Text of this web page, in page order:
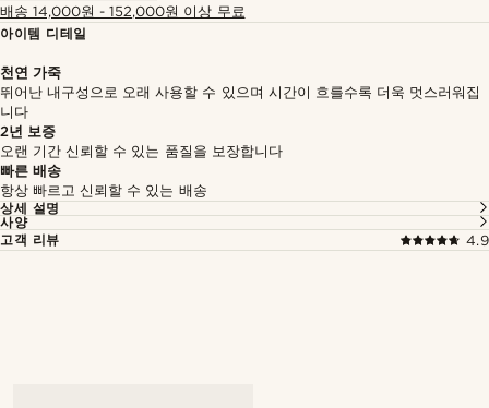
배송 14,000원 - 152,000원 이상 무료
아이템 디테일
천연 가죽
뛰어난 내구성으로 오래 사용할 수 있으며 시간이 흐를수록 더욱 멋스러워집
니다
2년 보증
오랜 기간 신뢰할 수 있는 품질을 보장합니다
빠른 배송
항상 빠르고 신뢰할 수 있는 배송
상세 설명
사양
고객 리뷰
4.9